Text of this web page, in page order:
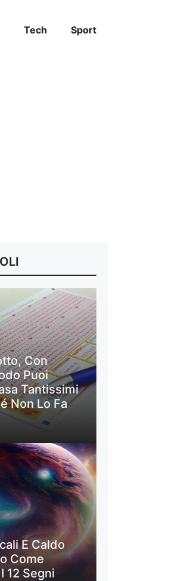
Tech Sport
Con
Puoi
Tantissimi
Non Lo Fa
E Caldo
Come
12 Segni